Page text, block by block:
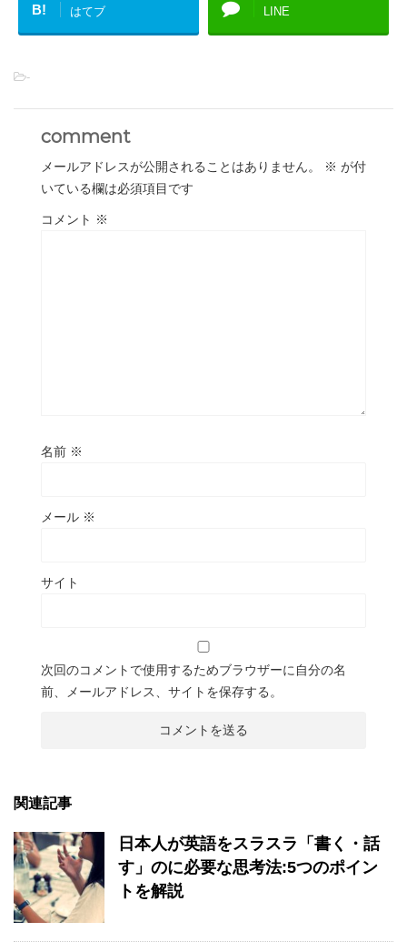
B! はてブ LINE
-
comment
メールアドレスが公開されることはありません。 ※ が付
いている欄は必須項目です
コメント ※
名前 ※
メール ※
サイト
次回のコメントで使用するためブラウザーに自分の名
前、メールアドレス、サイトを保存する。
関連記事
日本人が英語をスラスラ「書く・話
す」のに必要な思考法:5つのポイン
トを解説